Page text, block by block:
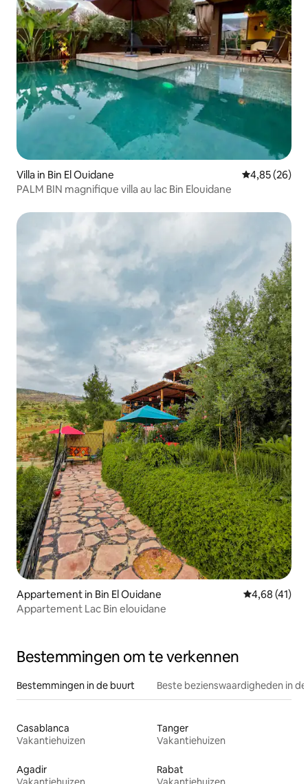
Villa in Bin El Ouidane Gemiddelde
4,85 (26)
PALM BIN magnifique villa au lac Bin Elouidane
Appartement in Bin El Ouidane Gemiddelde
4,68 (41)
Appartement Lac Bin elouidane
Bestemmingen om te verkennen
Bestemmingen in de buurt Beste bezienswaardigheden in
Casablanca
Vakantiehuizen
Tanger
Vakantiehuizen
Agadir
Rabat